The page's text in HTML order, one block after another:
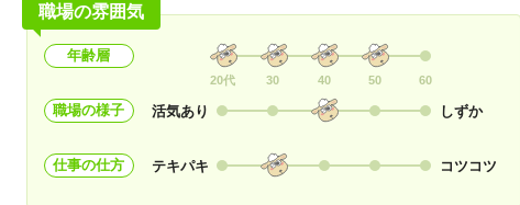
職場の雰囲気
年齢層
20代 30 40 50 60
職場の様子 活気あり しずか
仕事の仕方 テキパキ コツコツ